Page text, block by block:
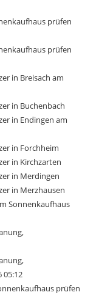
prüfen
prüfen
in Breisach am
in Buchenbach
in Endingen am
in Forchheim
in Kirchzarten
in Merdingen
in Merzhausen
Sonnenkaufhaus
05:12
prüfen